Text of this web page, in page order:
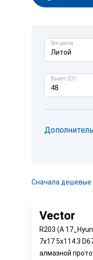
Тип диска
Литой
Вылет (ET)
48
Сначала дешевые
Vector
R203 (A
7x17 5x114.3
алмазной